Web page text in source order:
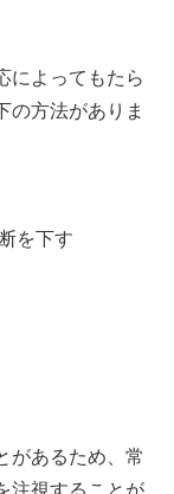
によってもたら
の方法がありま
を下す
があるため、常